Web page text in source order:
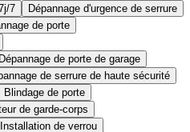
7
Dépannage d'urgence de serrure
de porte
Dépannage de porte de garage
de serrure de haute sécurité
Blindage de porte
de garde-corps
Installation de verrou